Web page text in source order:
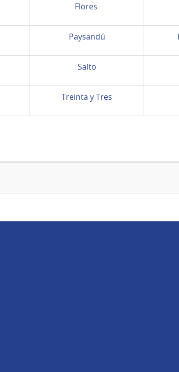
Flores
Paysandú
Salto
Treinta y Tres